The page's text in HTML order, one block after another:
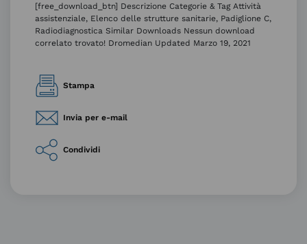
[free_download_btn] Descrizione Categorie & Tag Attività
assistenziale, Elenco delle strutture sanitarie, Padiglione C,
Radiodiagnostica Similar Downloads Nessun download
correlato trovato! Dromedian Updated Marzo 19, 2021
Stampa
Invia per e-mail
Condividi